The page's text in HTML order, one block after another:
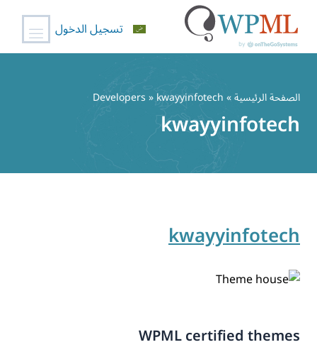
المحتوى
تسجيل الدخول
الصفحة الرئيسية» Developers » kwayyinfotech
kwayyinfotech
kwayyinfotech
WPML certified themes